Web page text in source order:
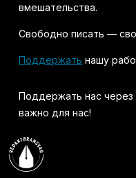
вмешательства.
Свободно писать —
Поддержать нашу
Поддержать нас через
важно для нас!